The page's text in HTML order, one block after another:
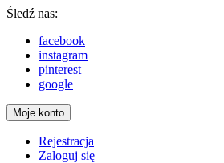
Śledź nas:
facebook
instagram
pinterest
google
Moje konto
Rejestracja
Zaloguj się